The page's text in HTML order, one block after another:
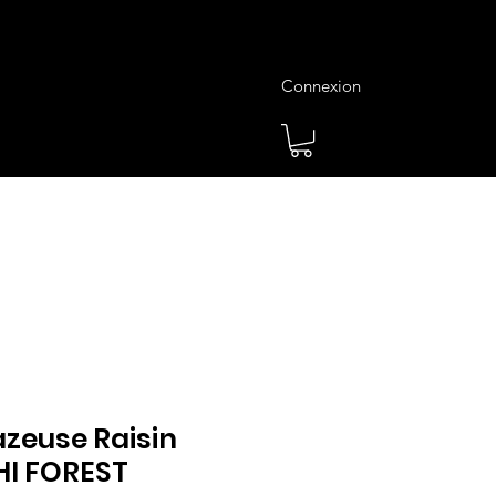
Connexion
Raisin
FOREST